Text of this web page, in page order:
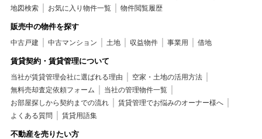
地図検索
お気に入り物件一覧 物件閲覧履歴
販売中の物件を探す
中古戸建 中古マンション 土地 収益物件 事業用 借地
賃貸契約・賃貸管理について
当社が賃貸管理会社に選ばれる理由
空家・土地の活用方法
無料売却査定依頼フォーム
当社の管理物件一覧
お部屋探しから契約までの流れ
賃貸管理でお悩みのオーナー様へ
よくある質問
賃貸用語集
不動産を売りたい方